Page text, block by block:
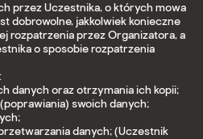
przez Uczestnika, o których mowa
dobrowolne, jakkolwiek konieczne
rozpatrzenia przez Organizatora, a
o sposobie rozpatrzenia
danych oraz otrzymania ich kopii;
swoich danych;
danych; (Uczestnik